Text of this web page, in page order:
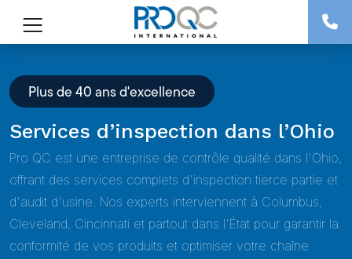
Plus de 40 ans d'excellence
Services d’inspection dans l’Ohio
Pro QC est une entreprise de contrôle qualité dans l'Ohio,
offrant des services complets d'inspection tierce partie et
d'audit d'usine. Nos experts interviennent à Columbus,
Cleveland, Cincinnati et partout dans l'État pour garantir la
conformité de vos produits et optimiser votre chaîne